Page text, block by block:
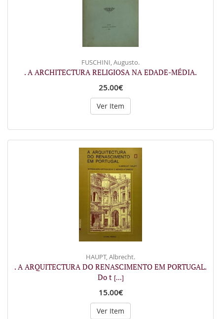
FUSCHINI, Augusto.
. A ARCHITECTURA RELIGIOSA NA EDADE-MÉDIA.
25.00€
Ver Item
HAUPT, Albrecht.
. A ARQUITECTURA DO RENASCIMENTO EM PORTUGAL.
Do t [...]
15.00€
Ver Item